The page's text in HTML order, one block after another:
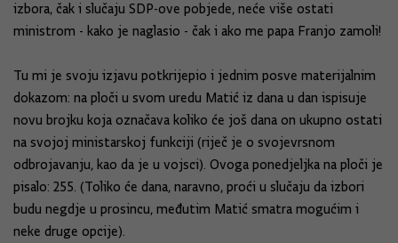
izbora, čak i slučaju SDP-ove pobjede, neće više ostati
ministrom - kako je naglasio - čak i ako me papa Franjo zamoli!
Tu mi je svoju izjavu potkrijepio i jednim posve materijalnim
dokazom: na ploči u svom uredu Matić iz dana u dan ispisuje
novu brojku koja označava koliko će još dana on ukupno ostati
na svojoj ministarskoj funkciji (riječ je o svojevrsnom
odbrojavanju, kao da je u vojsci). Ovoga ponedjeljka na ploči je
pisalo: 255. (Toliko će dana, naravno, proći u slučaju da izbori
budu negdje u prosincu, međutim Matić smatra mogućim i
neke druge opcije).